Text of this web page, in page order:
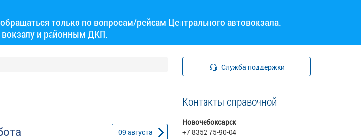
только по вопросам/рейсам Центрального автовокзала.
и районным ДКП.
09 августа
Служба поддержки
Контакты справочной
Новочебоксарск
+7 8352 75-90-04